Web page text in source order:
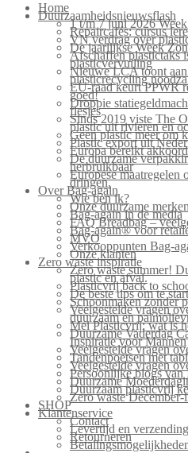
Home
Duurzaamheidsnieuwsflash
1 t/m 7 juni 2026
Repaircafés: cursus
VN verdrag over
De jaarlijkse Week
Afschaffen plastictaks
plasticvervuiling
Nieuwe LCA toont
plasticrecycling
EU-raad keurt PPWR
goed!
Droppie
flesjes
Sinds 2019 viste The
plastic uit rivieren en
Geen plastic meer om
Plastic export uit
Europa bereikt
De duurzame
herbruikbaar
Europese maatregelen
dringen.
Over Bag-again
Wie ben ik?
Onze duurzame merken
Bag-again in de media
FAQ Breadbag –
Bag-again® voor
MVO
Verkooppunten Bag-
Onze klanten
Zero waste inspiratie
Zero waste summer!
plastic en afval.
Plasticvrij back to
De beste tips om te
Schoonmaken zonder
Veelgestelde vragen
duurzaam en
Mei Plasticvrij: wat is
Duurzame Vaderdag
Inspiratie voor Mannen
Veelgestelde vragen
Tandenpoetsen met
Veelgestelde vragen
Persoonlijke blogs van
Duurzame
Duurzaam plasticvrij
Zero waste December-
SHOP
Klantenservice
Contact
Levertijd en verzending
Retourneren